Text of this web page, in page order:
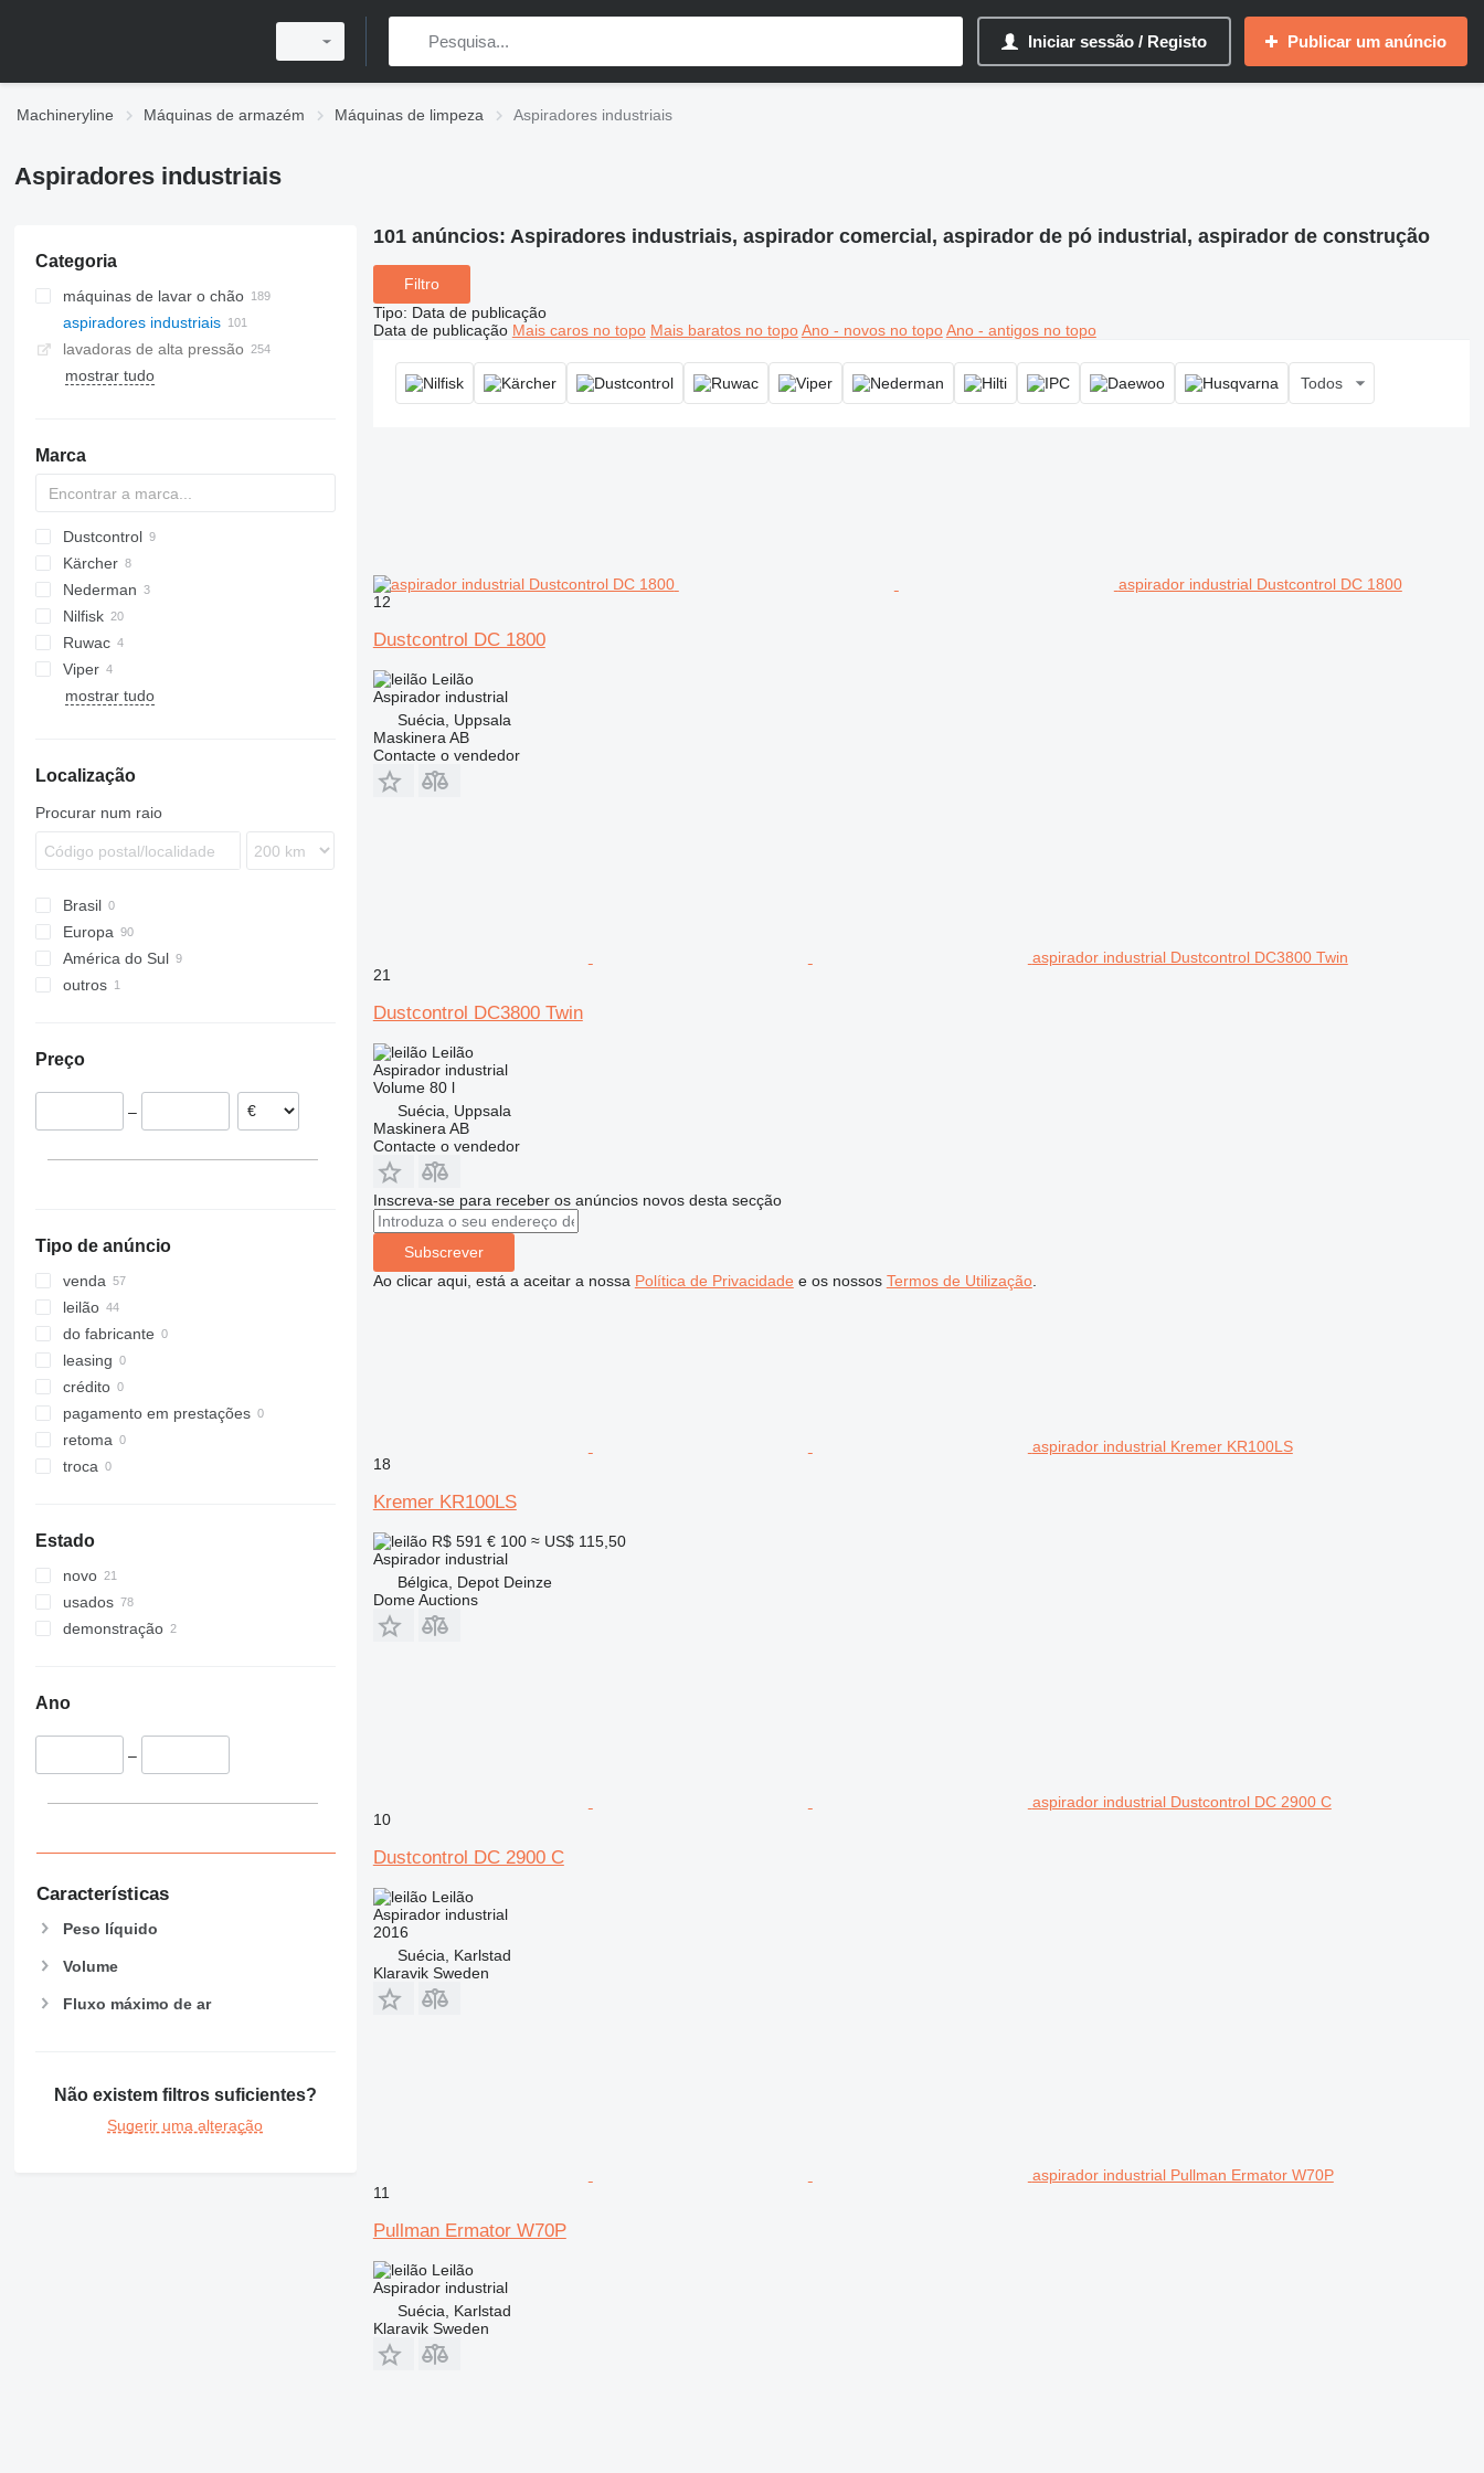
Iniciar sessão / Registo Publicar um anúncio
Machineryline Máquinas de armazém Máquinas de limpeza Aspiradores industriais
Aspiradores industriais
Categoria
máquinas de lavar o chão
aspiradores industriais
lavadoras de alta pressão
mostrar tudo
Marca
Dustcontrol
DC
VC
KR
Kärcher
Nederman
Nilfisk
W
Ruwac
Viper
mostrar tudo
Localização
Procurar num raio
Brasil
Europa
Alemanha
Suécia
Dinamarca
Polónia
América do Sul
Chile
outros
Preço
–
Tipo de anúncio
venda
leilão
do fabricante
leasing
crédito
pagamento em prestações
retoma
troca
Estado
novo
usados
demonstração
Ano
–
Características
Peso líquido
Volume
Fluxo máximo de ar
Não existem filtros suficientes?
Sugerir uma alteração
101 anúncios: Aspiradores industriais, aspirador comercial, aspirador de pó industrial, aspirador de construção
Filtro
Tipo: Data de publicação
Data de publicação Mais caros no topo Mais baratos no topo Ano - novos no topo Ano - antigos no topo
Todos
aspirador industrial Dustcontrol DC 1800
12
Dustcontrol DC 1800
Leilão
Aspirador industrial
Suécia, Uppsala
Maskinera AB
Contacte o vendedor
aspirador industrial Dustcontrol DC3800 Twin
21
Dustcontrol DC3800 Twin
Leilão
Aspirador industrial
Volume 80 l
Suécia, Uppsala
Maskinera AB
Contacte o vendedor
Inscreva-se para receber os anúncios novos desta secção
Subscrever
Ao clicar aqui, está a aceitar a nossa Política de Privacidade e os nossos Termos de Utilização.
aspirador industrial Kremer KR100LS
18
Kremer KR100LS
R$ 591 € 100 ≈ US$ 115,50
Aspirador industrial
Bélgica, Depot Deinze
Dome Auctions
aspirador industrial Dustcontrol DC 2900 C
10
Dustcontrol DC 2900 C
Leilão
Aspirador industrial
2016
Suécia, Karlstad
Klaravik Sweden
aspirador industrial Pullman Ermator W70P
11
Pullman Ermator W70P
Leilão
Aspirador industrial
Suécia, Karlstad
Klaravik Sweden